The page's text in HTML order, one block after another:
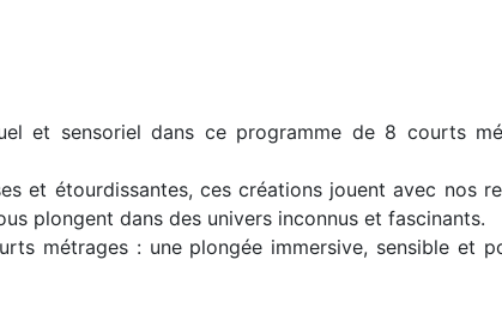
et sensoriel dans ce programme de 8 courts
et étourdissantes, ces créations jouent avec nos
plongent dans des univers inconnus et fascinants.
métrages : une plongée immersive, sensible et